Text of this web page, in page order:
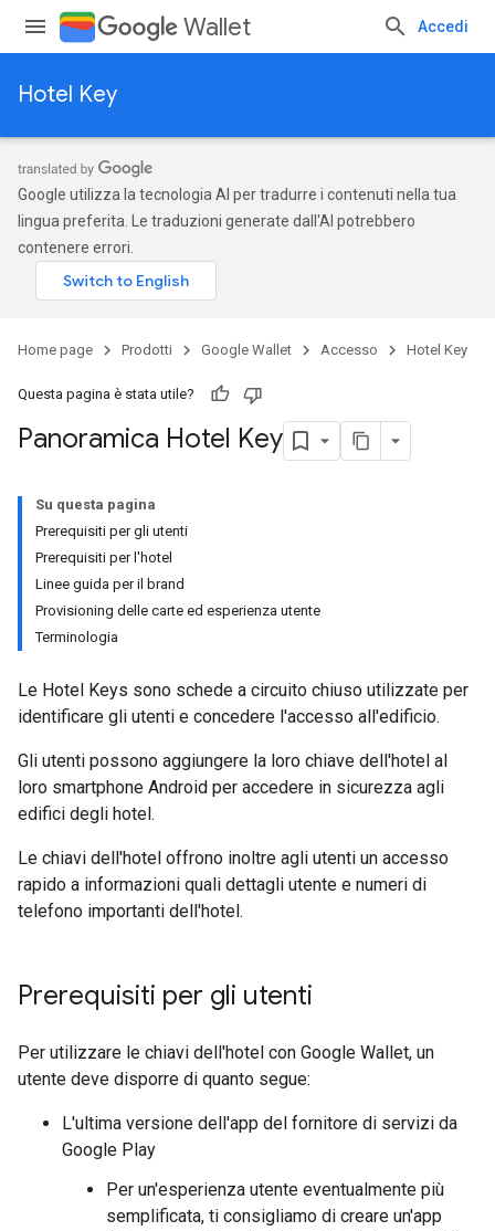
Wallet Accedi
Hotel Key
Google utilizza la tecnologia AI per tradurre i contenuti nella tua
lingua preferita. Le traduzioni generate dall'AI potrebbero
contenere errori.
Home page Prodotti Google Wallet Accesso Hotel Key
Questa pagina è stata utile?
Panoramica Hotel Key
Su questa pagina
Prerequisiti per gli utenti
Prerequisiti per l'hotel
Linee guida per il brand
Provisioning delle carte ed esperienza utente
Terminologia
Le Hotel Keys sono schede a circuito chiuso utilizzate per
identificare gli utenti e concedere l'accesso all'edificio.
Gli utenti possono aggiungere la loro chiave dell'hotel al
loro smartphone Android per accedere in sicurezza agli
edifici degli hotel.
Le chiavi dell'hotel offrono inoltre agli utenti un accesso
rapido a informazioni quali dettagli utente e numeri di
telefono importanti dell'hotel.
Prerequisiti per gli utenti
Per utilizzare le chiavi dell'hotel con Google Wallet, un
utente deve disporre di quanto segue:
L'ultima versione dell'app del fornitore di servizi da
Google Play
Per un'esperienza utente eventualmente più
semplificata, ti consigliamo di creare un'app